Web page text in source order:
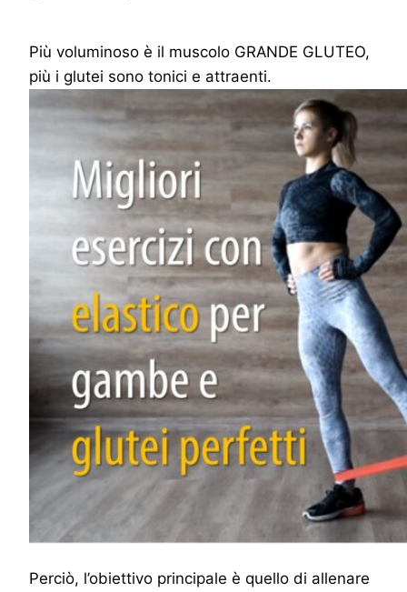
Più voluminoso è il muscolo GRANDE GLUTEO,
più i glutei sono tonici e attraenti.
Perciò, l’obiettivo principale è quello di allenare